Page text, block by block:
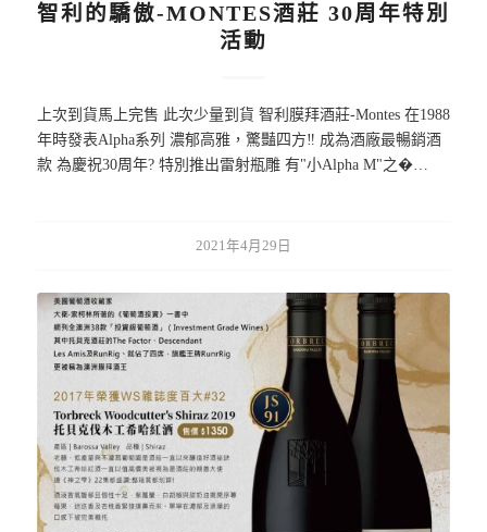
智利的驕傲-MONTES酒莊 30周年特別
活動
上次到貨馬上完售 此次少量到貨 智利膜拜酒莊-Montes 在1988
年時發表Alpha系列 濃郁高雅，驚豔四方‼️ 成為酒廠最暢銷酒
款 為慶祝30周年? 特別推出雷射瓶雕 有"小Alpha M"之�…
2021年4月29日